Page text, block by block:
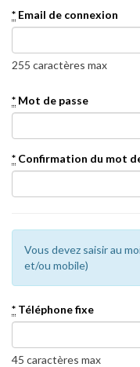
* Email de connexion
255 caractères max
* Mot de passe
* Confirmation du mot
Vous devez saisir au
et/ou mobile)
* Téléphone fixe
45 caractères max